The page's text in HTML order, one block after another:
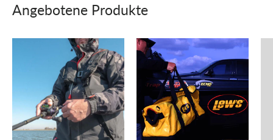
Angebotene Produkte